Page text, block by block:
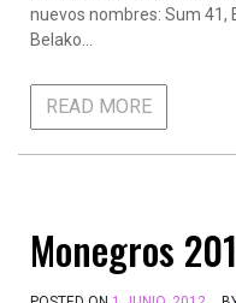
nuevos nombres: Sum 41,
Belako…
READ MORE
Monegros